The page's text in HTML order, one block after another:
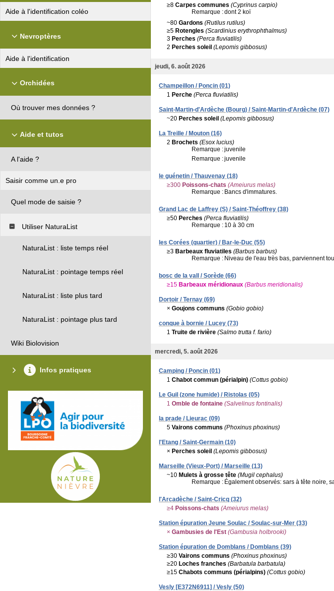
Aide à l'identification coléo
Nevroptères
Aide à l'identification
Orchidées
Où trouver mes données ?
Aide et tutos
A l'aide ?
Saisir comme un.e pro
Quel mode de saisie ?
Utiliser NaturaList
NaturaList : liste temps réel
NaturaList : pointage temps réel
NaturaList : liste plus tard
NaturaList : pointage plus tard
Wiki Biolovision
Infos pratiques
≥8 Carpes communes (Cyprinus carpio)
Remarque :dont 2 koï
~80 Gardons (Rutilus rutilus)
≥5 Rotengles (Scardinius erythrophthalmus)
3 Perches (Perca fluviatilis)
2 Perches soleil (Lepomis gibbosus)
jeudi, 6. août 2026
Champeillon / Poncin (01)
1 Perche (Perca fluviatilis)
Saint-Martin-d'Ardèche (Bourg) / Saint-Martin-d'Ardèche (07)
~20 Perches soleil (Lepomis gibbosus)
La Treille / Mouton (16)
2 Brochets (Esox lucius)
Remarque :juvenile
Remarque :juvenile
le guénetin / Thauvenay (18)
≥300 Poissons-chats (Ameiurus melas)
Remarque : Bancs d'immatures.
Grand Lac de Laffrey (S) / Saint-Théoffrey (38)
≥50 Perches (Perca fluviatilis)
Remarque : 10 à 30 cm
les Corées (quartier) / Bar-le-Duc (55)
≥3 Barbeaux fluviatiles (Barbus barbus)
Remarque : Niveau de l'eau très bas, parviennent
bosc de la vall / Sorède (66)
≥15 Barbeaux méridionaux (Barbus meridionalis)
Dortoir / Ternay (69)
× Goujons communs (Gobio gobio)
conque à bornie / Lucey (73)
1 Truite de rivière (Salmo trutta f. fario)
mercredi, 5. août 2026
Camping / Poncin (01)
1 Chabot commun (périalpin) (Cottus gobio)
Le Guil (zone humide) / Ristolas (05)
1 Omble de fontaine (Salvelinus fontinalis)
la prade / Lieurac (09)
5 Vairons communs (Phoxinus phoxinus)
l'Etang / Saint-Germain (10)
× Perches soleil (Lepomis gibbosus)
Marseille (Vieux-Port) / Marseille (13)
~10 Mulets à grosse tête (Mugil cephalus)
Remarque : Également observés: sars à tête noire,
l'Arcadèche / Saint-Cricq (32)
≥4 Poissons-chats (Ameiurus melas)
Station épuration Jeune Soulac / Soulac-sur-Mer (33)
× Gambusies de l'Est (Gambusia holbrooki)
Station épuration de Domblans / Domblans (39)
≥30 Vairons communs (Phoxinus phoxinus)
≥20 Loches franches (Barbatula barbatula)
≥15 Chabots communs (périalpins) (Cottus gobio)
Vesly [E372N6911] / Vesly (50)